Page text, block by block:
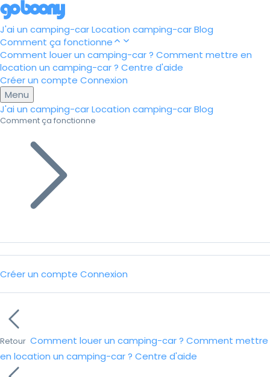
J'ai un camping-carLocation camping-carBlog
Comment ça fonctionne
Comment louer un camping-car ? Comment mettre en
location un camping-car ? Centre d'aide
Créer un compte Connexion
Menu
J'ai un camping-carLocation camping-carBlog
Comment ça fonctionne
Créer un compte Connexion
Retour Comment louer un camping-car ? Comment mettre
en location un camping-car ? Centre d'aide